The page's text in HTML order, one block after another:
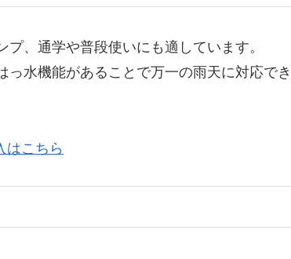
、通学や普段使いにも適しています。
水機能があることで万一の雨天に対応でき
はこちら